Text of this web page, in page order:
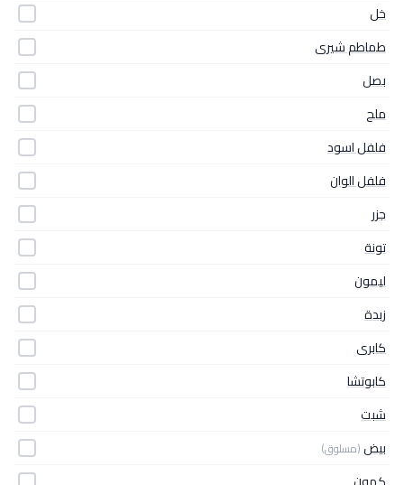
خل
طماطم شيرى
بصل
ملح
فلفل اسود
فلفل الوان
جزر
تونة
ليمون
زبدة
كابرى
كابوتشا
شبت
بيض(مسلوق)